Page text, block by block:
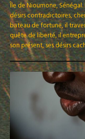
Île de Nioumone,
désirs contradictoires,
bateau de fortune, il
quête de liberté, il
son présent, ses désirs